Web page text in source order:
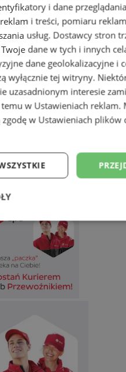
nad Bałtykiem w
Morze
i dane
i treści, pomiaru
usług. Dostawcy stron
dane w tych i innych
dane geolokalizacyjne i
wyłącznie tej witryny.
uzasadnionym interesie
w Ustawieniach reklam.
w Ustawieniach plików
Wydajność
Niesklasyfikowane
Targetowanie